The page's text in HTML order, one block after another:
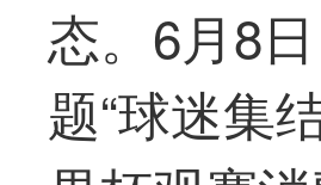
态。6月8
题“球迷集